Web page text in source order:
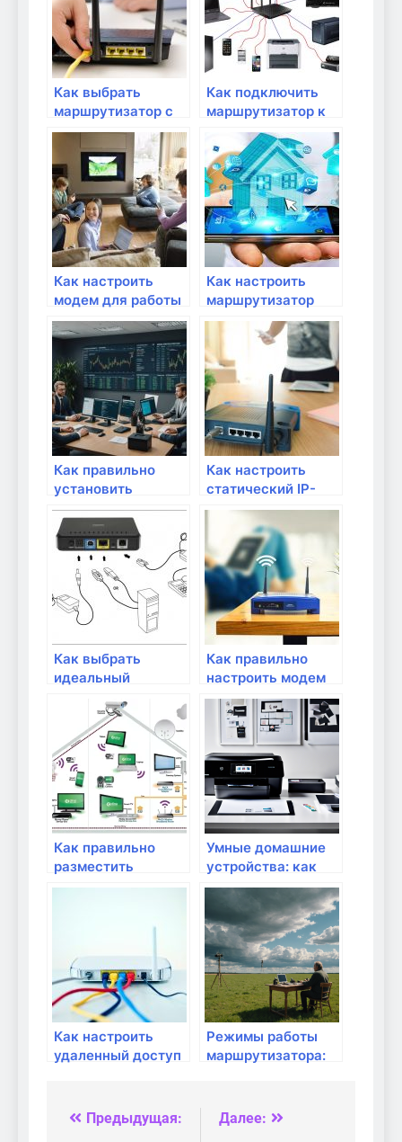
Как выбрать
маршрутизатор с
поддержкой VPN?
Как подключить
маршрутизатор к
домашнему
интернету
провайдера?
Как настроить
модем для работы
с IP-телефонией?
Как настроить
маршрутизатор
для безопасности
домашней сети
Как правильно
установить
маршрутизатор в
доме
Как настроить
статический IP-
адрес на
маршрутизаторе?
Как выбрать
идеальный
для интернета
вещей?
Как правильно
настроить модем
для подключения
через сетевой
кабель?
Как правильно
разместить
маршрутизатор в
Умные домашние
устройства: как
выбрать
правильный
маршрутизатор
Как настроить
удаленный доступ
Режимы работы
маршрутизатора:
Навигация
Предыдущая:
Далее: